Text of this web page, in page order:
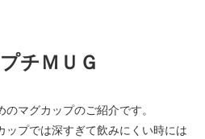
チＭＵＧ
マグカップのご紹介です。
ップでは深すぎて飲みにくい時には